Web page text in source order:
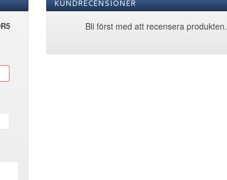
KUNDRECENSIONER
Bli först med att recensera produkten.